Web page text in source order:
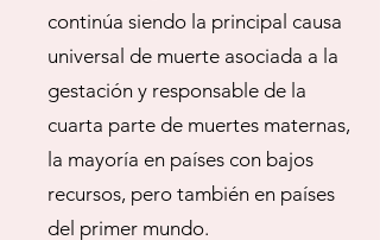
continúa siendo la principal causa
universal de muerte asociada a la
gestación y responsable de la
cuarta parte de muertes maternas,
la mayoría en países con bajos
recursos, pero también en países
del primer mundo.